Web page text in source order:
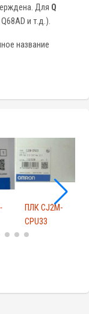
Для Q
и т.д.).
название
ПЛК CJ2M-
CPU33